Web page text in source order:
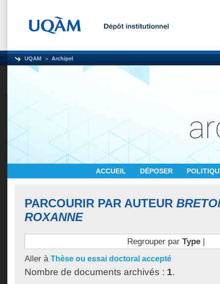
UQAM Archipel
ACCUEIL DÉPOSER
PARCOURIR PAR AUTEUR
ROXANNE
Regrouper par Type|
Aller à Thèse ou essai doctoral accepté
Nombre de documents archivés : 1.